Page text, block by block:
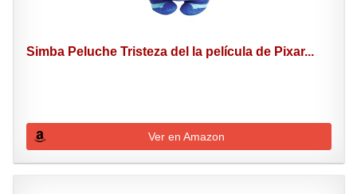
Simba Peluche Tristeza del la película de Pixar...
Ver en Amazon